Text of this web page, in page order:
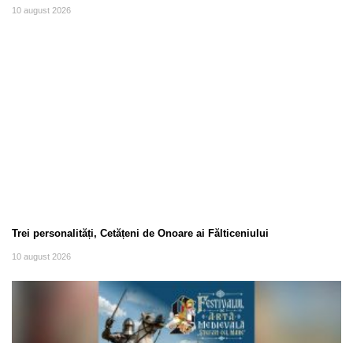
10 august 2026
Trei personalități, Cetățeni de Onoare ai Fălticeniului
10 august 2026